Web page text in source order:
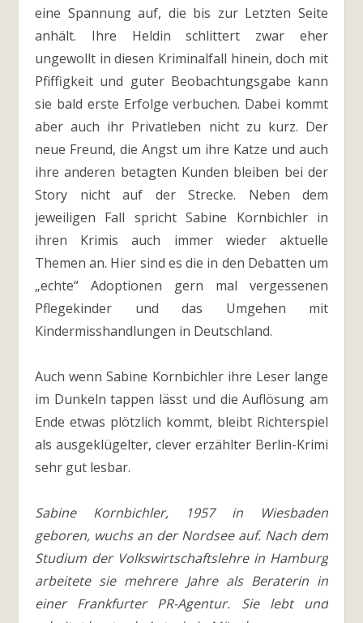
eine Spannung auf, die bis zur Letzten Seite
anhält. Ihre Heldin schlittert zwar eher
ungewollt in diesen Kriminalfall hinein, doch mit
Pfiffigkeit und guter Beobachtungsgabe kann
sie bald erste Erfolge verbuchen. Dabei kommt
aber auch ihr Privatleben nicht zu kurz. Der
neue Freund, die Angst um ihre Katze und auch
ihre anderen betagten Kunden bleiben bei der
Story nicht auf der Strecke. Neben dem
jeweiligen Fall spricht Sabine Kornbichler in
ihren Krimis auch immer wieder aktuelle
Themen an. Hier sind es die in den Debatten um
„echte“ Adoptionen gern mal vergessenen
Pflegekinder und das Umgehen mit
Kindermisshandlungen in Deutschland.
Auch wenn Sabine Kornbichler ihre Leser lange
im Dunkeln tappen lässt und die Auflösung am
Ende etwas plötzlich kommt, bleibt Richterspiel
als ausgeklügelter, clever erzählter Berlin-Krimi
sehr gut lesbar.
Sabine Kornbichler, 1957 in Wiesbaden
geboren, wuchs an der Nordsee auf. Nach dem
Studium der Volkswirtschaftslehre in Hamburg
arbeitete sie mehrere Jahre als Beraterin in
einer Frankfurter PR-Agentur. Sie lebt und